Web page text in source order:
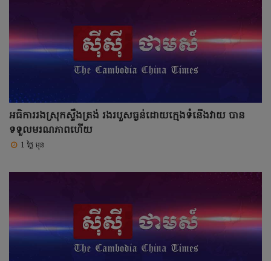
អធិការរងស្រុកស្ទឹងត្រង់ រងរបួសធ្ងន់ដោយក្មេងទំនើងវាយ បាន
ទទួលមរណភាពហើយ
1 ថ្ងៃ មុន